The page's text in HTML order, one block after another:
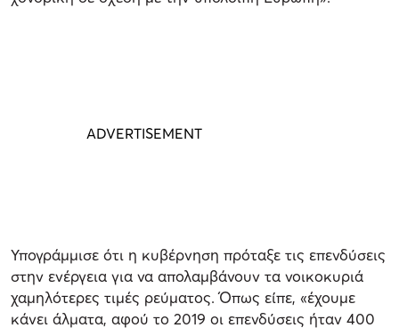
Υπογράμμισε ότι η κυβέρνηση πρόταξε τις επενδύσεις
στην ενέργεια για να απολαμβάνουν τα νοικοκυριά
χαμηλότερες τιμές ρεύματος. Όπως είπε, «έχουμε
κάνει άλματα, αφού το 2019 οι επενδύσεις ήταν 400